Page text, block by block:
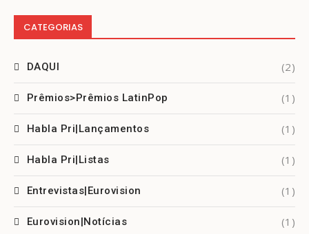
CATEGORIAS
DAQUI (2)
Prêmios>Prêmios LatinPop (1)
Habla Pri|Lançamentos (1)
Habla Pri|Listas (1)
Entrevistas|Eurovision (1)
Eurovision|Notícias (1)